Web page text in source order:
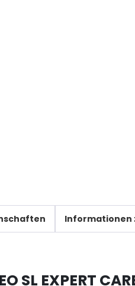
Informationen
SL EXPERT